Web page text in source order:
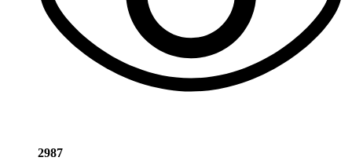
2987